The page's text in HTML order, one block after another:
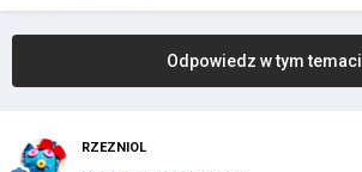
Odpowiedz w tym
RZEZNIOL